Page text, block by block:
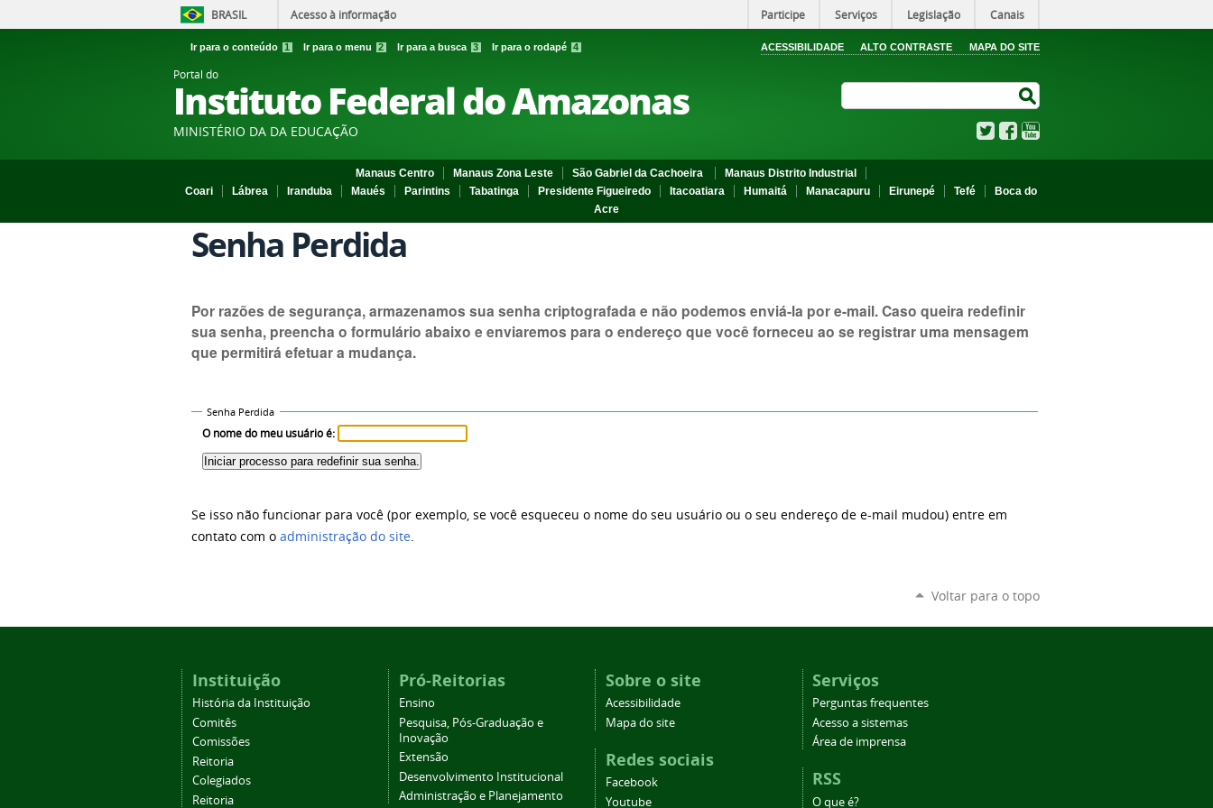
BRASIL Acesso à informação Participe Serviços Legislação Canais
Ir para o conteúdo 1 Ir para o menu 2 Ir para a busca 3 Ir para o rodapé 4 ACESSIBILIDADE ALTO CONTRASTE MAPA DO SITE
Portal do
Instituto Federal do Amazonas
MINISTÉRIO DA DA EDUCAÇÃO TwitterFacebook
Manaus Centro Manaus Zona Leste São Gabriel da Cachoeira
Manaus Distrito Industrial
Coari
Lábrea Iranduba Maués Parintins Tabatinga Presidente Figueiredo Itacoatiara Humaitá Manacapuru Eirunepé Tefé
Boca do
Acre
Senha Perdida
Por razões de segurança, armazenamos sua senha criptografada e não podemos enviá-la por e-mail. Caso queira redefinir
sua senha, preencha o formulário abaixo e enviaremos para o endereço que você forneceu ao se registrar uma mensagem
que permitirá efetuar a mudança.
Senha Perdida
O nome do meu usuário é:
Se isso não funcionar para você (por exemplo, se você esqueceu o nome do seu usuário ou o seu endereço de e-mail mudou) entre em
contato com o administração do site.
Voltar para o topo
Instituição
História da Instituição
Comitês
Comissões
Reitoria
Colegiados
Reitoria
Pró-Reitorias
Ensino
Pesquisa, Pós-Graduação e
Inovação
Extensão
Desenvolvimento Institucional
Administração e Planejamento
Sobre o site
Acessibilidade
Mapa do site
Redes sociais
Facebook
Youtube
Serviços
Perguntas frequentes
Acesso a sistemas
Área de imprensa
RSS
O que é?